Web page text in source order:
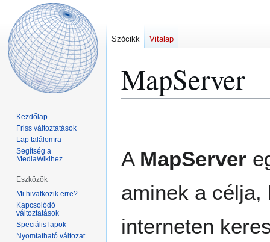
MapServer
A MapServer
aminek a célja,
interneten
Szócikk Vitalap
Kezdőlap
Friss változtatások
Lap találomra
Segítség a
MediaWikihez
Eszközök
Mi hivatkozik erre?
Kapcsolódó
változtatások
Speciális lapok
Nyomtatható változat